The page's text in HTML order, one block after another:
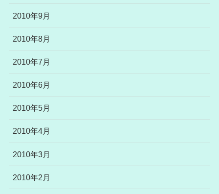
2010年9月
2010年8月
2010年7月
2010年6月
2010年5月
2010年4月
2010年3月
2010年2月